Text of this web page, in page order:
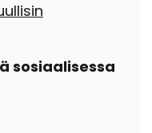
sosiaalisessa